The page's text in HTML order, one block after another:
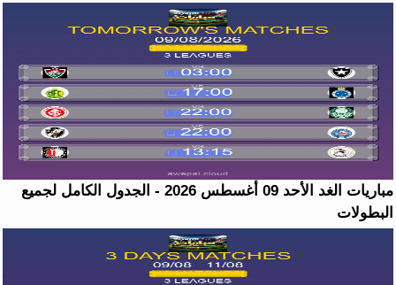
مباريات الغد الأحد 09 أغسطس 2026 - الجدول الكامل لجميع
البطولات